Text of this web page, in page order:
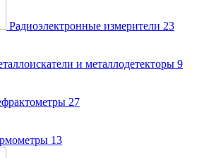
Радиоэлектронные измерители 23
и металлодетекторы 9
27
13